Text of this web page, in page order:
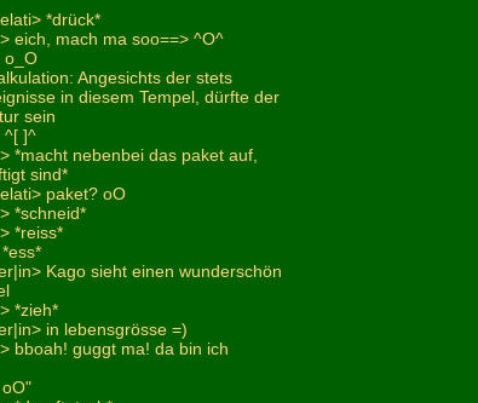
*drück*
eich, mach ma soo==> ^O^
o_O
Angesichts der stets
in diesem Tempel, dürfte der
sein
^[ ]^
*macht nebenbei das paket auf,
sind*
paket? oO
*schneid*
*reiss*
Kago sieht einen wunderschön
*zieh*
in lebensgrösse =)
bboah! guggt ma! da bin ich